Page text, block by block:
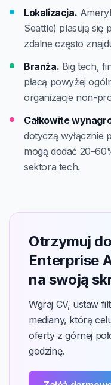
Lokalizacja.
Seattle) plasują się
zdalne często
Branża. Big tech,
płacą powyżej
organizacje non-
Całkowite
dotyczą wyłącznie
mogą dodać
sektora tech.
Otrzymuj
Enterprise
na swoją
Wgraj CV, ustaw
mediany, którą
oferty z górnej
godzinę.